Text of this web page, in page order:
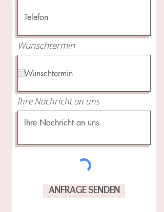
Wunschtermin
Ihre Nachricht an uns
ANFRAGE SENDEN